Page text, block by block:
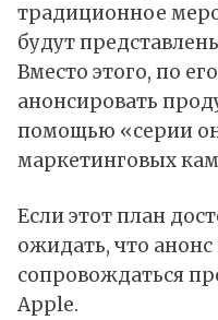
традиционное
будут
Вместо этого, по
анонсировать
помощью «серии
маркетинговых
Если этот план
ожидать, что
сопровождаться
Apple.